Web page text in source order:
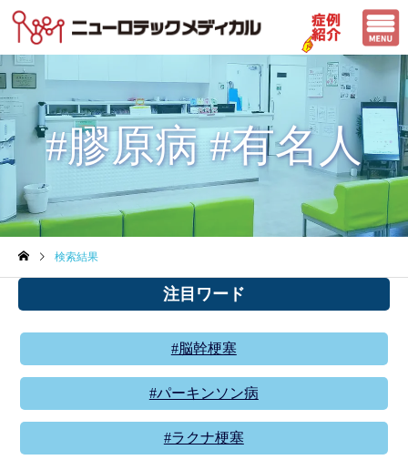
#膠原病 #有名人
検索結果
注目ワード
#脳幹梗塞
#パーキンソン病
#ラクナ梗塞